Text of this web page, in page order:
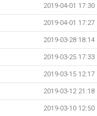
2019-04-01 17:30
2019-04-01 17:27
2019-03-28 18:14
2019-03-25 17:33
2019-03-15 12:17
2019-03-12 21:18
2019-03-10 12:50